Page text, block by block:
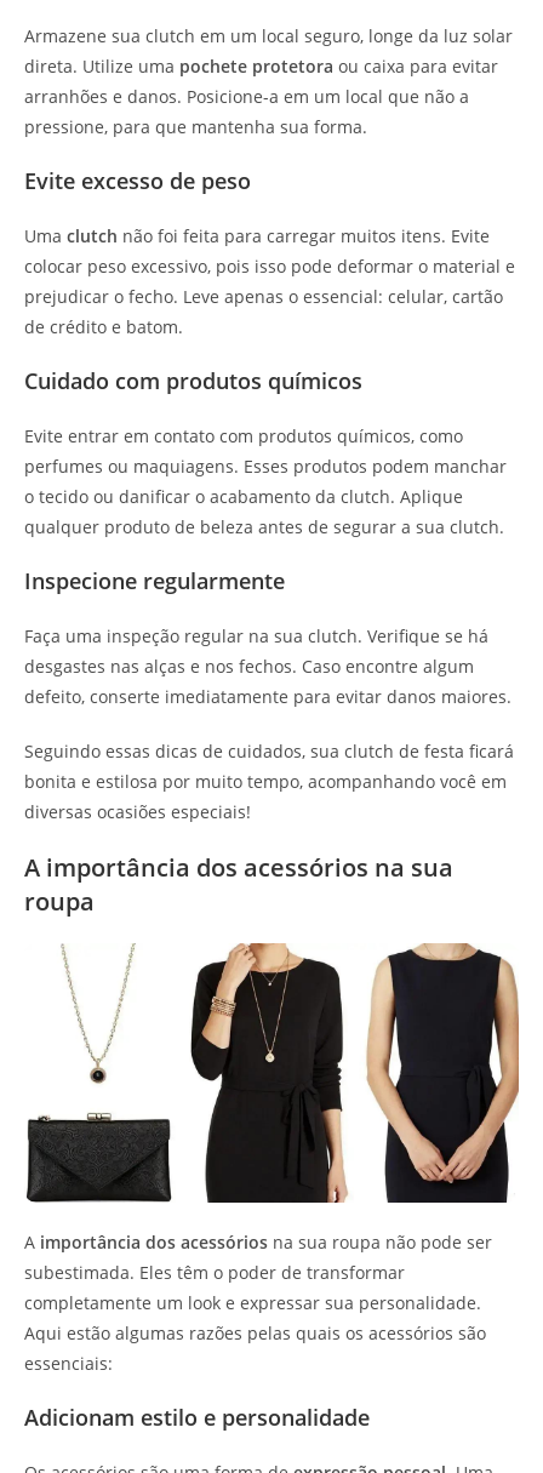
Armazene sua clutch em um local seguro, longe da luz solar
direta. Utilize uma pochete protetora ou caixa para evitar
arranhões e danos. Posicione-a em um local que não a
pressione, para que mantenha sua forma.
Evite excesso de peso
Uma clutch não foi feita para carregar muitos itens. Evite
colocar peso excessivo, pois isso pode deformar o material e
prejudicar o fecho. Leve apenas o essencial: celular, cartão
de crédito e batom.
Cuidado com produtos químicos
Evite entrar em contato com produtos químicos, como
perfumes ou maquiagens. Esses produtos podem manchar
o tecido ou danificar o acabamento da clutch. Aplique
qualquer produto de beleza antes de segurar a sua clutch.
Inspecione regularmente
Faça uma inspeção regular na sua clutch. Verifique se há
desgastes nas alças e nos fechos. Caso encontre algum
defeito, conserte imediatamente para evitar danos maiores.
Seguindo essas dicas de cuidados, sua clutch de festa ficará
bonita e estilosa por muito tempo, acompanhando você em
diversas ocasiões especiais!
A importância dos acessórios na sua
roupa
A importância dos acessórios na sua roupa não pode ser
subestimada. Eles têm o poder de transformar
completamente um look e expressar sua personalidade.
Aqui estão algumas razões pelas quais os acessórios são
essenciais:
Adicionam estilo e personalidade